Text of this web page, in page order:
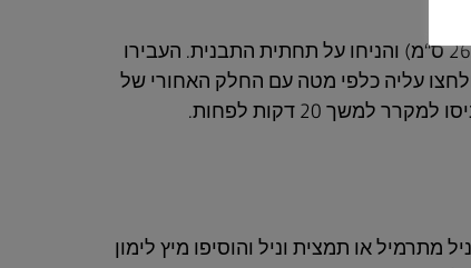
חתכו נייר אפייה בדיוק לגודל התבנית הקפיצית (26 ס“מ) והניחו על תחתית התבנית. העבירו
עליה כלפי מטה עם החלק האחורי של
20 דקות לפחות.
מתרמיל או תמצית וניל והוסיפו מיץ לימון